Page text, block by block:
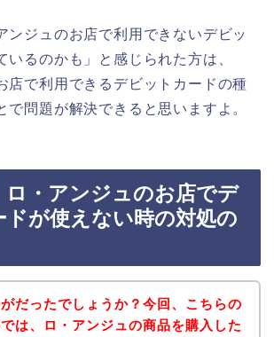
ンジュのお店で利用できないデビッ
いるのかも」と感じられた方は、
店で利用できるデビットカードの種
で問題が解決できると思いますよ。
ロ・アンジュのお店でデ
ドが使えない時の対処の
だったでしょうか？今回、こちらの
は、ロ・アンジュの商品を購入した